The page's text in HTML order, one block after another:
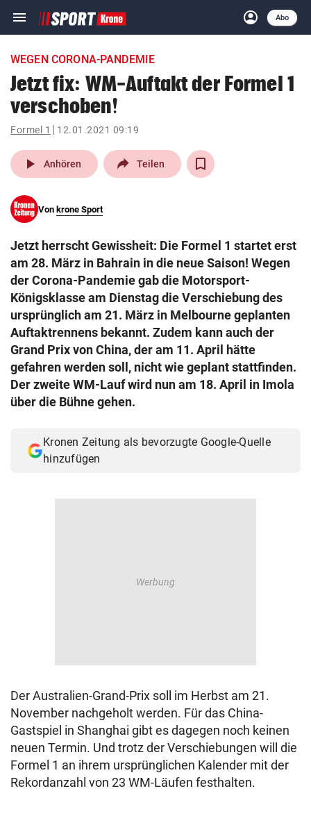
menu Navigation
ein-/ausklappen
account_circle
Anmelden
Abo
close Schließen
account_circle Anmelden
pin_drop
Wien arrow_right
search
eingeben
© Krone Multimedia GmbH & Co KG 2026
Muthgasse 2, 1190 Wien
WEGEN CORONA-PANDEMIE
Jetzt fix: WM-Auftakt der Formel 1
verschoben!
Formel 1 12.01.2021 09:19
play_arrow Anhören Teilen
Von krone Sport
Jetzt herrscht Gewissheit: Die Formel 1 startet erst
am 28. März in Bahrain in die neue Saison! Wegen
der Corona-Pandemie gab die Motorsport-
Königsklasse am Dienstag die Verschiebung des
ursprünglich am 21. März in Melbourne geplanten
Auftaktrennens bekannt. Zudem kann auch der
Grand Prix von China, der am 11. April hätte
gefahren werden soll, nicht wie geplant stattfinden.
Der zweite WM-Lauf wird nun am 18. April in Imola
über die Bühne gehen.
Kronen Zeitung als bevorzugte Google-Quelle
hinzufügen
Der Australien-Grand-Prix soll im Herbst am 21.
November nachgeholt werden. Für das China-
Gastspiel in Shanghai gibt es dagegen noch keinen
neuen Termin. Und trotz der Verschiebungen will die
Formel 1 an ihrem ursprünglichen Kalender mit der
Rekordanzahl von 23 WM-Läufen festhalten.